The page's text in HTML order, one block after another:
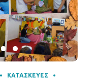
ΚΑΤΑΣΚΕΥΈΣ